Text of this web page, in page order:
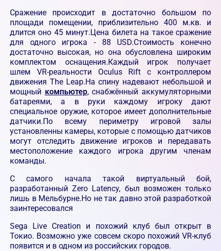
Сражение происходит в достаточно большом по
площади помещении, приблизительно 400 м.кв. и
длится оно 45 минут.Цена билета на такое сражение
для одного игрока - 88 USD.Стоимость конечно
достаточно высокая, но она обусловлена широким
комплектом оснащения.Каждый игрок получает
шлем VR-реальности Oculus Rift с контроллером
движения The Leap.На спину надевают небольшой и
мощный компьютер, снабжённый аккумуляторными
батареями, а в руки каждому игроку дают
специальное оружие, которое имеет дополнительные
датчики.По всему периметру игровой залы
установленны камеры, которые с помощью датчиков
могут отследить движение игроков и передавать
местоположение каждого игрока другим членам
команды.
С самого начала такой виртуальный бой,
разработанный Zero Latency, был возможен только
лишь в Мельбурне.Но не так давно этой разработкой
заинтересовался
Sega Live Creation и похожий клуб был открыт в
Токио. Возможно уже совсем скоро похожий VR-клуб
появится и в одном из российских городов.